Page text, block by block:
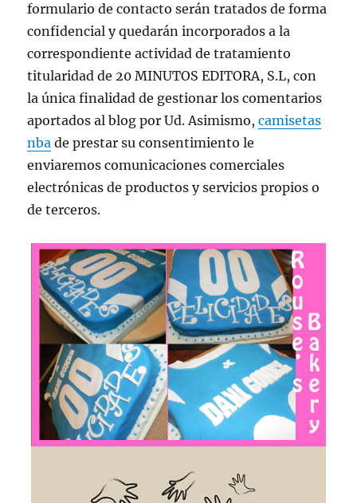
formulario de contacto serán tratados de forma
confidencial y quedarán incorporados a la
correspondiente actividad de tratamiento
titularidad de 20 MINUTOS EDITORA, S.L, con
la única finalidad de gestionar los comentarios
aportados al blog por Ud. Asimismo,camisetas
nba de prestar su consentimiento le
enviaremos comunicaciones comerciales
electrónicas de productos y servicios propios o
de terceros.